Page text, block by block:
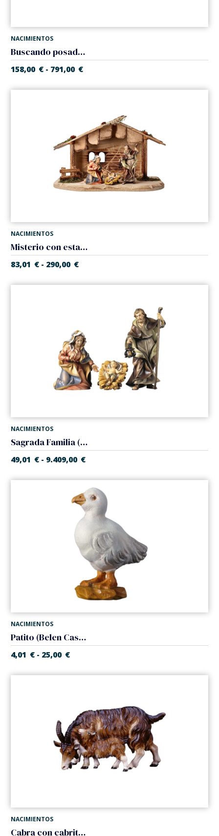
NACIMIENTOS
Buscando posada en taberna (Belen Casales)
158,00 € - 791,00 €
NACIMIENTOS
Misterio con establo (5 piezas) (Belen Casales)
83,01 € - 290,00 €
NACIMIENTOS
Sagrada Familia (Belen Casales)
49,01 € - 9.409,00 €
NACIMIENTOS
Patito (Belen Casales)
4,01 € - 25,00 €
NACIMIENTOS
Cabra con cabrito (Belen Casales)